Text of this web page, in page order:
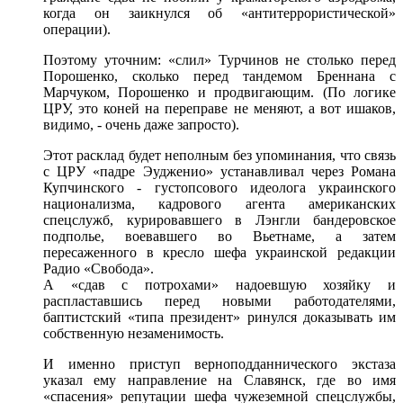
когда он заикнулся об «антитеррористической»
операции).
Поэтому уточним: «слил» Турчинов не столько перед
Порошенко, сколько перед тандемом Бреннана с
Марчуком, Порошенко и продвигающим. (По логике
ЦРУ, это коней на переправе не меняют, а вот ишаков,
видимо, - очень даже запросто).
Этот расклад будет неполным без упоминания, что связь
с ЦРУ «падре Эудженио» устанавливал через Романа
Купчинского - густопсового идеолога украинского
национализма, кадрового агента американских
спецслужб, курировавшего в Лэнгли бандеровское
подполье, воевавшего во Вьетнаме, а затем
пересаженного в кресло шефа украинской редакции
Радио «Свобода».
А «сдав с потрохами» надоевшую хозяйку и
распластавшись перед новыми работодателями,
баптистский «типа президент» ринулся доказывать им
собственную незаменимость.
И именно приступ верноподданнического экстаза
указал ему направление на Славянск, где во имя
«спасения» репутации шефа чужеземной спецслужбы,